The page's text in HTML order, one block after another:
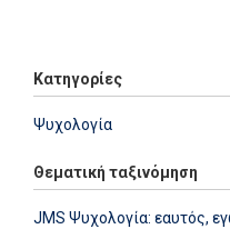
Κατηγορίες
Ψυχολογία
Θεματική ταξινόμηση
JMS Ψυχολογία: εαυτός,